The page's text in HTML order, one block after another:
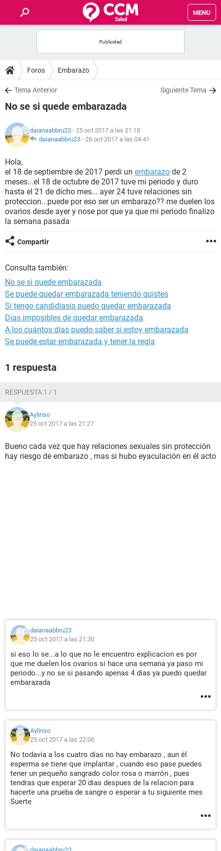
MENU
FOROS
SALUD
NUTRICIÓN
BIENESTAR
SEXUALIDAD
GLOSARIO
Foros Embarazo
Tema Anterior Siguiente Tema
No se si quede embarazada
daianaabbru23 - 25 oct 2017 a las 21:18
daianaabbru23 - 26 oct 2017 a las 04:41
Hola,
el 18 de septiembre de 2017 perdi un embarazo de 2
meses...el 18 de octubre de 2017 tuve mi periodo y duro
hasta el 21 de dicho mes... ayer 24 tuve relaciones sin
proteccion...puede por eso ser un embarazo?? me duelen los
ovarios desde ayer y nose por que ya que mi periodo finalizo
la semana pasada
Compartir
Consulta también:
No se si quede embarazada
Se puede quedar embarazada teniendo quistes
Si tengo candidiasis puedo quedar embarazada
Días imposibles de quedar embarazada
A los cuántos dias puedo saber si estoy embarazada
Se puede estar embarazada y tener la regla
1 respuesta
RESPUESTA 1 / 1
Aylinso
25 oct 2017 a las 21:27
Bueno cada vez que hay relaciones sexuales sin protección
hay riesgo de embarazo , mas si hubo eyaculación en él acto
daianaabbru23
25 oct 2017 a las 21:30
si eso lo se...a lo que no le encuentro explicacion es por
que me duelen los ovarios si hace una semana ya paso mi
periodo...y no se si pasando apenas 4 dias ya puedo quedar
embarazada
Aylinso
25 oct 2017 a las 22:00
No todavía a los cuatro dias no hay embarazo , aun él
esperma se tiene que implantar , cuando eso pase puedes
tener un pequeño sangrado color rosa o marrón , pues
tendras que esperar 20 dias despues de la relacion para
hacerte una prueba de sangre o esperar a tu siguiente mes
Suerte